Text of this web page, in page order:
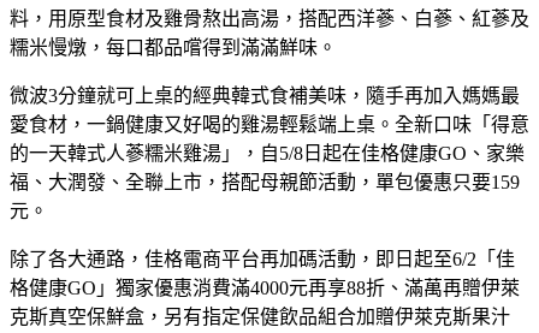
料，用原型食材及雞骨熬出高湯，搭配西洋蔘、白蔘、紅蔘及
糯米慢燉，每口都品嚐得到滿滿鮮味。
微波3分鐘就可上桌的經典韓式食補美味，隨手再加入媽媽最
愛食材，一鍋健康又好喝的雞湯輕鬆端上桌。全新口味「得意
的一天韓式人蔘糯米雞湯」，自5/8日起在佳格健康GO、家樂
福、大潤發、全聯上市，搭配母親節活動，單包優惠只要159
元。
除了各大通路，佳格電商平台再加碼活動，即日起至6/2「佳
格健康GO」獨家優惠消費滿4000元再享88折、滿萬再贈伊萊
克斯真空保鮮盒，另有指定保健飲品組合加贈伊萊克斯果汁